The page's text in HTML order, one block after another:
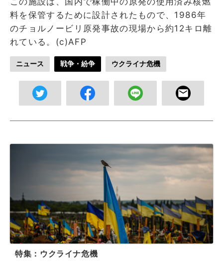
料を保管するために設計されたもので、1986年
のチョルノービリ原発事故の現場から約12キロ離
れている。(c)AFP
ニュース 戦争・紛争 ウクライナ危機
特集：ウクライナ危機